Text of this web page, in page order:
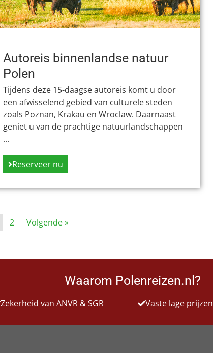
Autoreis binnenlandse natuur
Polen
Tijdens deze 15-daagse autoreis komt u door
een afwisselend gebied van culturele steden
zoals Poznan, Krakau en Wroclaw. Daarnaast
geniet u van de prachtige natuurlandschappen
...
Reserveer nu
2 Volgende »
Waarom Polenreizen.nl?
Zekerheid van ANVR & SGR Vaste lage prijzen